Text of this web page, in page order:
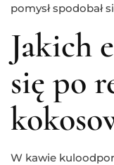
pomysł spodobał
Jakich
się po
W kawie